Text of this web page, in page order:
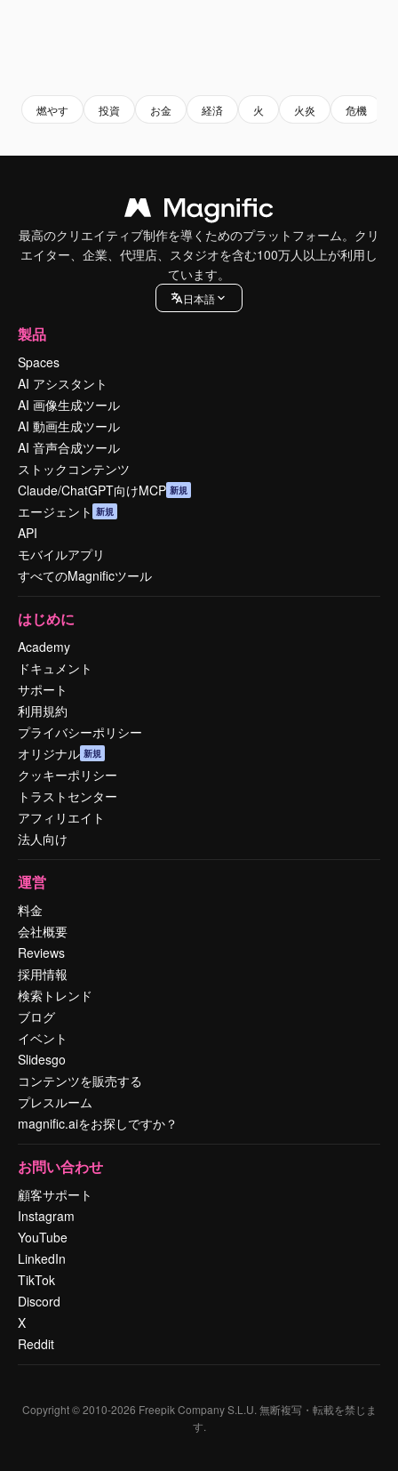
燃やす 投資 お金 経済 火 火炎 危機
最高のクリエイティブ制作を導くためのプラットフォーム。クリ
エイター、企業、代理店、スタジオを含む100万人以上が利用し
ています。
日本語
製品
Spaces
AI アシスタント
AI 画像生成ツール
AI 動画生成ツール
AI 音声合成ツール
ストックコンテンツ
Claude/ChatGPT向けMCP 新規
エージェント 新規
API
モバイルアプリ
すべてのMagnificツール
はじめに
Academy
ドキュメント
サポート
利用規約
プライバシーポリシー
オリジナル 新規
クッキーポリシー
トラストセンター
アフィリエイト
法人向け
運営
料金
会社概要
Reviews
採用情報
検索トレンド
ブログ
イベント
Slidesgo
コンテンツを販売する
プレスルーム
magnific.aiをお探しですか？
お問い合わせ
顧客サポート
Instagram
YouTube
LinkedIn
TikTok
Discord
X
Reddit
Copyright © 2010-2026 Freepik Company S.L.U. 無断複写・転載を禁じま
す.